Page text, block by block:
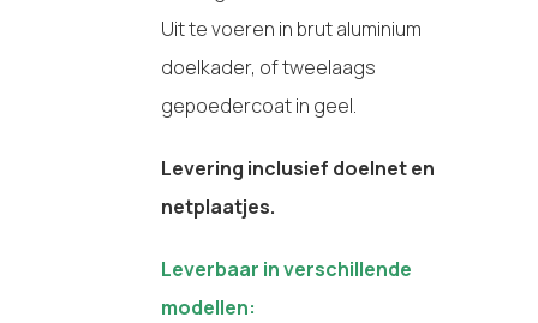
Uit te voeren in brut aluminium
doelkader, of tweelaags
gepoedercoat in geel.
Levering inclusief doelnet en
netplaatjes.
Leverbaar in verschillende
modellen: